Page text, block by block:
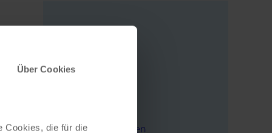
Über Cookies
Cookies, die für die
Piazza I° Maggio 7
E-Mail schreiben